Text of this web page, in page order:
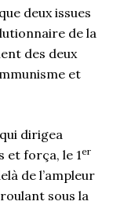
deux issues
de la
des deux
et
dirigea
et força, le 1er
de l’ampleur
sous la